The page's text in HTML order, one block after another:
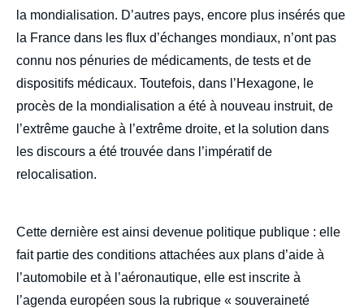
la mondialisation. D’autres pays, encore plus insérés que
la France dans les flux d’échanges mondiaux, n’ont pas
connu nos pénuries de médicaments, de tests et de
dispositifs médicaux. Toutefois, dans l’Hexagone, le
procès de la mondialisation a été à nouveau instruit, de
l’extrême gauche à l’extrême droite, et la solution dans
les discours a été trouvée dans l’impératif de
relocalisation.
Cette dernière est ainsi devenue politique publique : elle
fait partie des conditions attachées aux plans d’aide à
l’automobile et à l’aéronautique, elle est inscrite à
l’agenda européen sous la rubrique « souveraineté